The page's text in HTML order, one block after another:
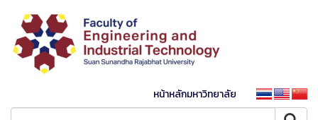
หน้าหลักมหาวิทยาลัย